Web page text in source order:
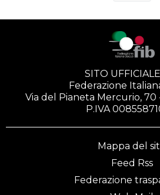
SITO
Federazione
Via del Pianeta Mercurio, 70
P.IVA
Mappa del
Feed Rss
Federazione